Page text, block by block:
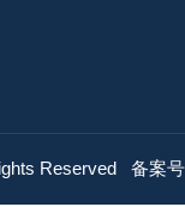
Reserved 备案